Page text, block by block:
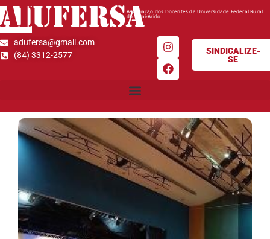
ADUFERSAAssociação dos Docentes da Universidade Federal Rural
do Semi-Árido
adufersa@gmail.com
(84) 3312-2577
SINDICALIZE-
SE